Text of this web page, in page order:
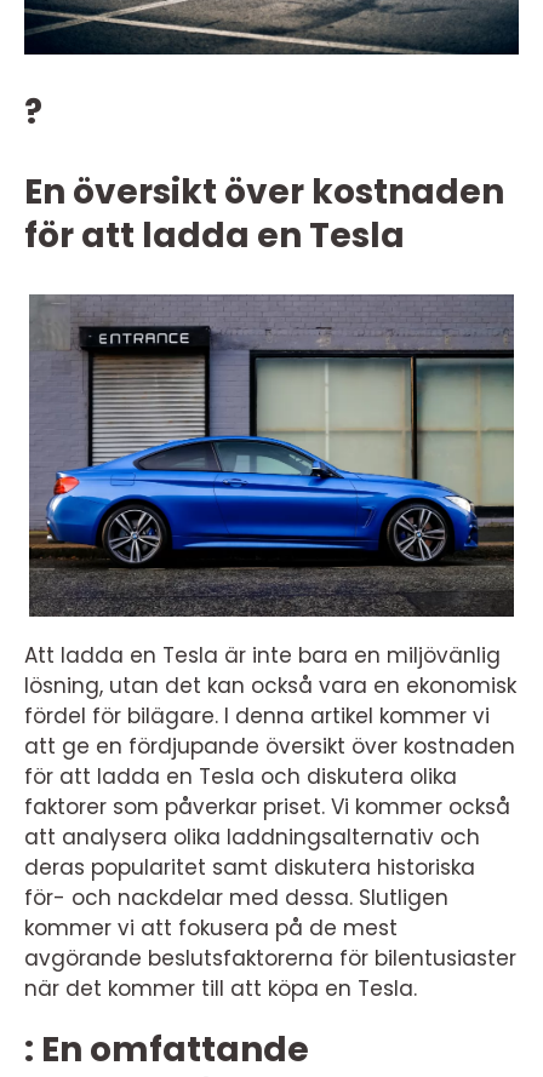
?
En översikt över kostnaden
för att ladda en Tesla
Att ladda en Tesla är inte bara en miljövänlig
lösning, utan det kan också vara en ekonomisk
fördel för bilägare. I denna artikel kommer vi
att ge en fördjupande översikt över kostnaden
för att ladda en Tesla och diskutera olika
faktorer som påverkar priset. Vi kommer också
att analysera olika laddningsalternativ och
deras popularitet samt diskutera historiska
för- och nackdelar med dessa. Slutligen
kommer vi att fokusera på de mest
avgörande beslutsfaktorerna för bilentusiaster
när det kommer till att köpa en Tesla.
: En omfattande